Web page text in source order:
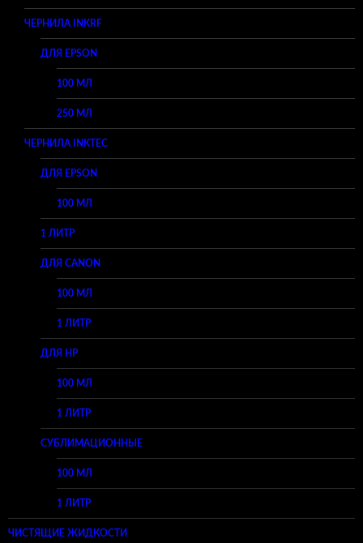
ЧЕРНИЛА INKRF
ДЛЯ EPSON
100 МЛ
250 МЛ
ЧЕРНИЛА INKTEC
ДЛЯ EPSON
100 МЛ
1 ЛИТР
ДЛЯ CANON
100 МЛ
1 ЛИТР
ДЛЯ HP
100 МЛ
1 ЛИТР
СУБЛИМАЦИОННЫЕ
100 МЛ
1 ЛИТР
ЧИСТЯЩИЕ ЖИДКОСТИ